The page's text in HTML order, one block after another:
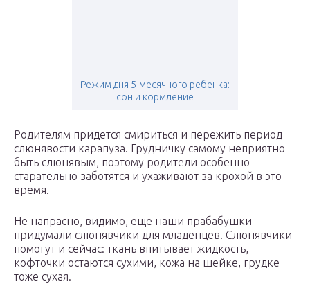
Режим дня 5-месячного ребенка:
сон и кормление
Родителям придется смириться и пережить период
слюнявости карапуза. Грудничку самому неприятно
быть слюнявым, поэтому родители особенно
старательно заботятся и ухаживают за крохой в это
время.
Не напрасно, видимо, еще наши прабабушки
придумали слюнявчики для младенцев. Слюнявчики
помогут и сейчас: ткань впитывает жидкость,
кофточки остаются сухими, кожа на шейке, грудке
тоже сухая.